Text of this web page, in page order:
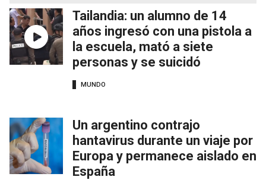
Tailandia: un alumno de 14
años ingresó con una pistola a
la escuela, mató a siete
personas y se suicidó
MUNDO
Un argentino contrajo
hantavirus durante un viaje por
Europa y permanece aislado en
España